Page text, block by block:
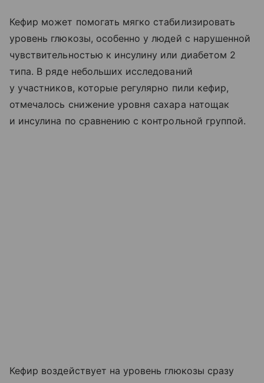
Кефир может помогать мягко стабилизировать
уровень глюкозы, особенно у людей с нарушенной
чувствительностью к инсулину или диабетом 2
типа. В ряде небольших исследований
у участников, которые регулярно пили кефир,
отмечалось снижение уровня сахара натощак
и инсулина по сравнению с контрольной группой.
Кефир воздействует на уровень глюкозы сразу